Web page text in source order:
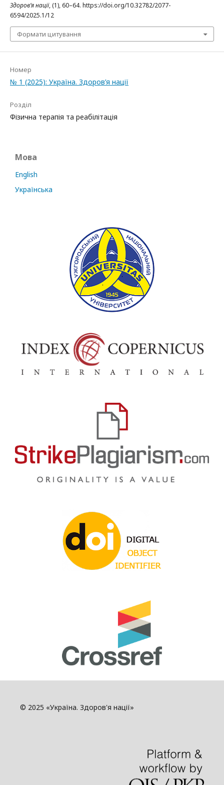
Здоров’я нації, (1), 60–64. https://doi.org/10.32782/2077-
6594/2025.1/12
Формати цитування
Номер
№ 1 (2025): Україна. Здоров’я нації
Розділ
Фізична терапія та реабілітація
Мова
English
Українська
© 2025 «Україна. Здоров'я нації»